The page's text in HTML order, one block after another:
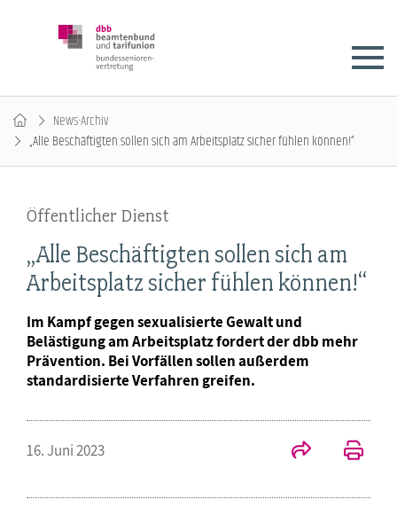
News-Archiv
„Alle Beschäftigten sollen sich am Arbeitsplatz sicher fühlen können!“
Öffentlicher Dienst
„Alle Beschäftigten sollen sich am
Arbeitsplatz sicher fühlen können!“
Im Kampf gegen sexualisierte Gewalt und
Belästigung am Arbeitsplatz fordert der dbb mehr
Prävention. Bei Vorfällen sollen außerdem
standardisierte Verfahren greifen.
16. Juni 2023